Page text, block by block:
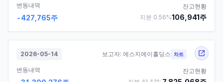
변동내역
-427,765주
잔고현황
지분 0.56%106,941주
2026-05-14 보고자: 에스지에이홀딩스 차트
변동내역
잔고현황